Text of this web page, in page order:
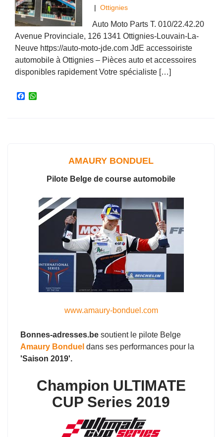
| Ottignies
Auto Moto Parts T. 010/22.42.20
Avenue Provinciale, 126 1341 Ottignies-Louvain-La-
Neuve https://auto-moto-jde.com JdE accessoiriste
automobile à Ottignies – Pièces auto et accessoires
disponibles rapidement Votre spécialiste […]
F
AMAURY BONDUEL
Pilote Belge de course automobile
www.amaury-bonduel.com
Bonnes-adresses.be soutient le pilote Belge
Amaury Bonduel dans ses performances pour la
'Saison 2019'.
Champion ULTIMATE
CUP Series 2019